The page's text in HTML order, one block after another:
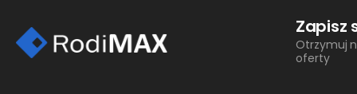
Zapisz
Otrzymuj
oferty